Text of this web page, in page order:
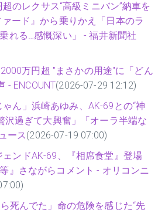
のレクサス“高級ミニバン”納車を
ード』から乗りかえ「日本のラ
れる…感慨深い」 - 福井新聞社
万円超 "まさかの用途"に「どん
- ENCOUNT(2026-07-29 12:12)
ゃん」浜崎あゆみ、AK-69との“神
沢過ぎて大興奮」「オーラ半端な
ース(2026-07-19 07:00)
ェンドAK-69、『相席食堂』登場
』さながらコメント - オリコンニ
死んでた」命の危険を感じた“先